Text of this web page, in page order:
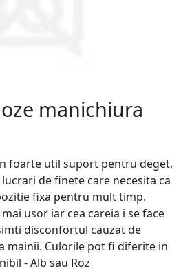
manichiura
foarte util suport pentru deget,
de finete care necesita ca
fixa pentru mult timp.
usor iar cea careia i se face
disconfortul cauzat de
mainii. Culorile pot fi diferite in
- Alb sau Roz